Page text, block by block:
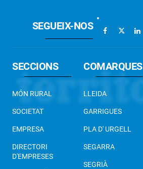
SEGUEIX-NOS
SECCIONS
MÓN RURAL
SOCIETAT
EMPRESA
DIRECTORI
D'EMPRESES
COMARQUES
LLEIDA
GARRIGUES
PLA D' URGELL
SEGARRA
SEGRIÀ